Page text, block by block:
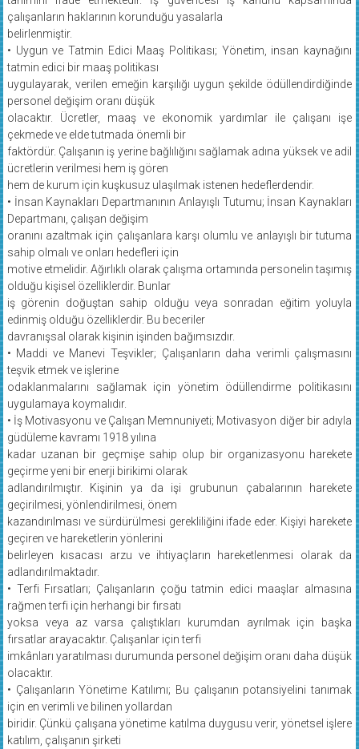
çalışanların haklarının korunduğu yasalarla
belirlenmiştir.
• Uygun ve Tatmin Edici Maaş Politikası; Yönetim, insan kaynağını
tatmin edici bir maaş politikası
uygulayarak, verilen emeğin karşılığı uygun şekilde ödüllendirdiğinde
personel değişim oranı düşük
olacaktır. Ücretler, maaş ve ekonomik yardımlar ile çalışanı işe
çekmede ve elde tutmada önemli bir
faktördür. Çalışanın iş yerine bağlılığını sağlamak adına yüksek ve adil
ücretlerin verilmesi hem iş gören
hem de kurum için kuşkusuz ulaşılmak istenen hedeflerdendir.
• İnsan Kaynakları Departmanının Anlayışlı Tutumu; İnsan Kaynakları
Departmanı, çalışan değişim
oranını azaltmak için çalışanlara karşı olumlu ve anlayışlı bir tutuma
sahip olmalı ve onları hedefleri için
motive etmelidir. Ağırlıklı olarak çalışma ortamında personelin taşımış
olduğu kişisel özelliklerdir. Bunlar
iş görenin doğuştan sahip olduğu veya sonradan eğitim yoluyla
edinmiş olduğu özelliklerdir. Bu beceriler
davranışsal olarak kişinin işinden bağımsızdır.
• Maddi ve Manevi Teşvikler; Çalışanların daha verimli çalışmasını
teşvik etmek ve işlerine
odaklanmalarını sağlamak için yönetim ödüllendirme politikasını
uygulamaya koymalıdır.
• İş Motivasyonu ve Çalışan Memnuniyeti; Motivasyon diğer bir adıyla
güdüleme kavramı 1918 yılına
kadar uzanan bir geçmişe sahip olup bir organizasyonu harekete
geçirme yeni bir enerji birikimi olarak
adlandırılmıştır. Kişinin ya da işi grubunun çabalarının harekete
geçirilmesi, yönlendirilmesi, önem
kazandırılması ve sürdürülmesi gerekliliğini ifade eder. Kişiyi harekete
geçiren ve hareketlerin yönlerini
belirleyen kısacası arzu ve ihtiyaçların hareketlenmesi olarak da
adlandırılmaktadır.
• Terfi Fırsatları; Çalışanların çoğu tatmin edici maaşlar almasına
rağmen terfi için herhangi bir fırsatı
yoksa veya az varsa çalıştıkları kurumdan ayrılmak için başka
fırsatlar arayacaktır. Çalışanlar için terfi
imkânları yaratılması durumunda personel değişim oranı daha düşük
olacaktır.
• Çalışanların Yönetime Katılımı; Bu çalışanın potansiyelini tanımak
için en verimli ve bilinen yollardan
biridir. Çünkü çalışana yönetime katılma duygusu verir, yönetsel işlere
katılım, çalışanın şirketi